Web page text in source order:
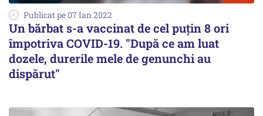
Publicat pe 07 Ian 2022
Un bărbat s-a vaccinat de cel puțin 8 ori
împotriva COVID-19. "După ce am luat
dozele, durerile mele de genunchi au
dispărut"